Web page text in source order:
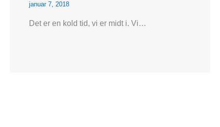
januar 7, 2018
Det er en kold tid, vi er midt i. Vi…